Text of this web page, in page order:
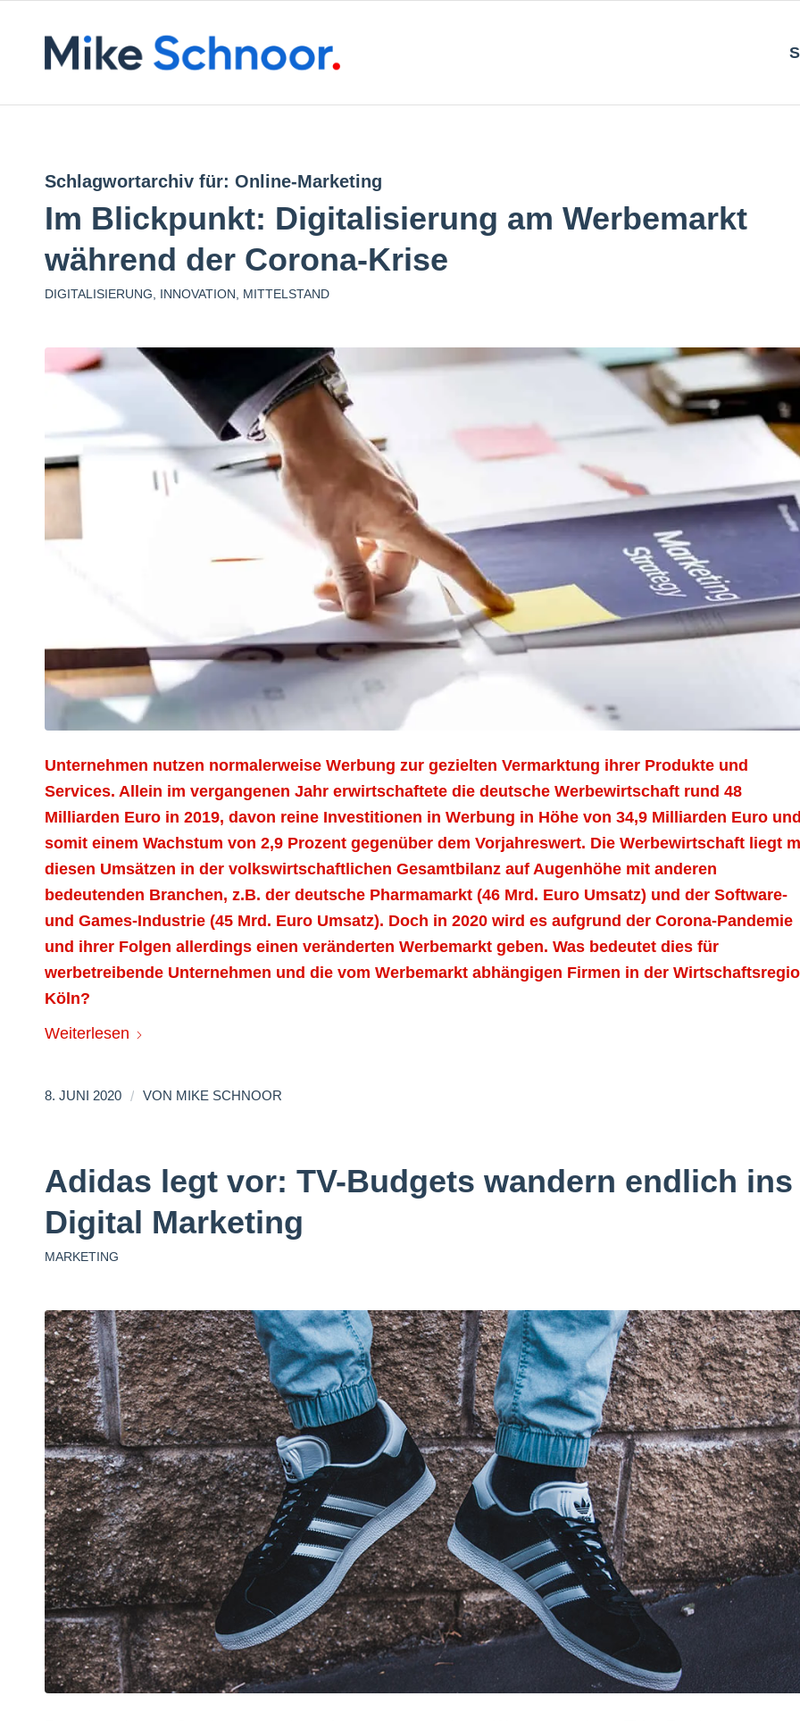
Schlagwortarchiv für: Online-Marketing
Im Blickpunkt: Digitalisierung am Werbemarkt
während der Corona-Krise
DIGITALISIERUNG INNOVATION MITTELSTAND
Unternehmen nutzen normalerweise Werbung zur gezielten Vermarktung ihrer Produkte und
Services. Allein im vergangenen Jahr erwirtschaftete die deutsche Werbewirtschaft rund 48
Milliarden Euro in 2019, davon reine Investitionen in Werbung in Höhe von 34,9 Milliarden Euro
somit einem Wachstum von 2,9 Prozent gegenüber dem Vorjahreswert. Die Werbewirtschaft liegt
diesen Umsätzen in der volkswirtschaftlichen Gesamtbilanz auf Augenhöhe mit anderen
bedeutenden Branchen, z.B. der deutsche Pharmamarkt (46 Mrd. Euro Umsatz) und der Software-
und Games-Industrie (45 Mrd. Euro Umsatz). Doch in 2020 wird es aufgrund der Corona-Pandemie
und ihrer Folgen allerdings einen veränderten Werbemarkt geben. Was bedeutet dies für
werbetreibende Unternehmen und die vom Werbemarkt abhängigen Firmen in der
Köln?
Weiterlesen
8. JUNI 2020 / VON MIKE SCHNOOR
Adidas legt vor: TV-Budgets wandern endlich ins
Digital Marketing
MARKETING